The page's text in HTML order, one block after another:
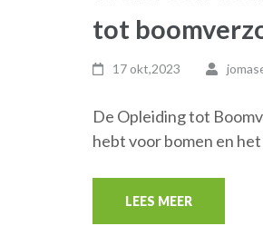
tot
17 okt,2023
De Opleiding tot
hebt voor bomen en
LEES MEER